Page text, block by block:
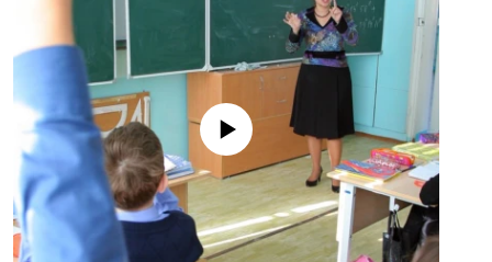
No media source currently available